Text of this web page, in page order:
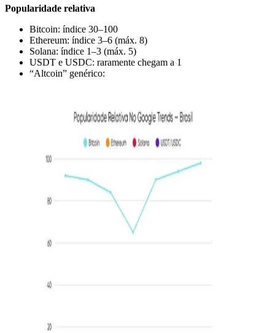
Popularidade relativa
Bitcoin: índice 30–100
Ethereum: índice 3–6 (máx. 8)
Solana: índice 1–3 (máx. 5)
USDT e USDC: raramente chegam a 1
“Altcoin” genérico: